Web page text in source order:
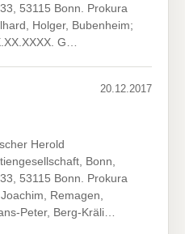
53115 Bonn. Prokura
Holger, Bubenheim;
G…
20.12.2017
Herold
Bonn,
53115 Bonn. Prokura
Remagen,
Peter, Berg-Kräli…